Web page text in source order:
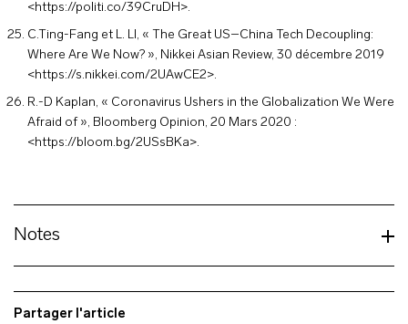
<https://politi.co/39CruDH>.
C.Ting-Fang et L. LI, « The Great US–China Tech Decoupling:
Where Are We Now? », Nikkei Asian Review, 30 décembre 2019
<https://s.nikkei.com/2UAwCE2>.
R.-D Kaplan, « Coronavirus Ushers in the Globalization We Were
Afraid of », Bloomberg Opinion, 20 Mars 2020 :
<https://bloom.bg/2USsBKa>.
Notes
Partager l'article